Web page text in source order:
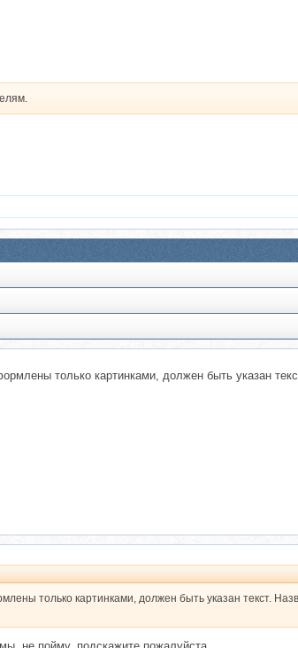
только картинками, должен быть указан
только картинками, должен быть указан текст.